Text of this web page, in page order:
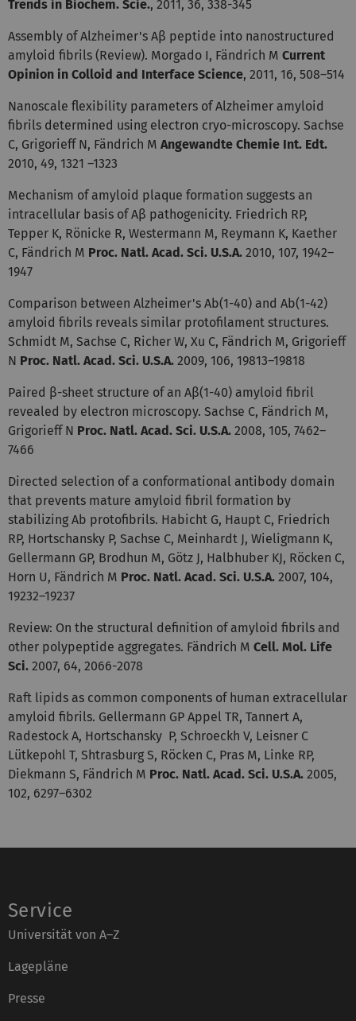
Trends in Biochem. Scie., 2011, 36, 338-345
Assembly of Alzheimer's Aβ peptide into nanostructured
amyloid fibrils (Review). Morgado I, Fändrich M Current
Opinion in Colloid and Interface Science, 2011, 16, 508–514
Nanoscale flexibility parameters of Alzheimer amyloid
fibrils determined using electron cryo-microscopy. Sachse
C, Grigorieff N, Fändrich M Angewandte Chemie Int. Edt.
2010, 49, 1321 –1323
Mechanism of amyloid plaque formation suggests an
intracellular basis of Aβ pathogenicity. Friedrich RP,
Tepper K, Rönicke R, Westermann M, Reymann K, Kaether
C, Fändrich M Proc. Natl. Acad. Sci. U.S.A. 2010, 107, 1942–
1947
Comparison between Alzheimer's Ab(1-40) and Ab(1-42)
amyloid fibrils reveals similar protofilament structures.
Schmidt M, Sachse C, Richer W, Xu C, Fändrich M, Grigorieff
N Proc. Natl. Acad. Sci. U.S.A. 2009, 106, 19813–19818
Paired β-sheet structure of an Aβ(1-40) amyloid fibril
revealed by electron microscopy. Sachse C, Fändrich M,
Grigorieff N Proc. Natl. Acad. Sci. U.S.A. 2008, 105, 7462–
7466
Directed selection of a conformational antibody domain
that prevents mature amyloid fibril formation by
stabilizing Ab protofibrils. Habicht G, Haupt C, Friedrich
RP, Hortschansky P, Sachse C, Meinhardt J, Wieligmann K,
Gellermann GP, Brodhun M, Götz J, Halbhuber KJ, Röcken C,
Horn U, Fändrich M Proc. Natl. Acad. Sci. U.S.A. 2007, 104,
19232–19237
Review: On the structural definition of amyloid fibrils and
other polypeptide aggregates. Fändrich M Cell. Mol. Life
Sci. 2007, 64, 2066-2078
Raft lipids as common components of human extracellular
amyloid fibrils. Gellermann GP Appel TR, Tannert A,
Radestock A, Hortschansky P, Schroeckh V, Leisner C
Lütkepohl T, Shtrasburg S, Röcken C, Pras M, Linke RP,
Diekmann S, Fändrich M Proc. Natl. Acad. Sci. U.S.A. 2005,
102, 6297–6302
Service
Universität von A–Z
Lagepläne
Presse